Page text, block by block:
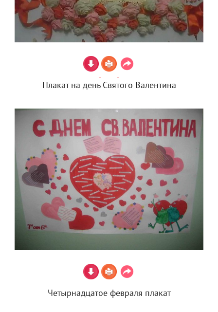
Плакат на день Святого Валентина
Четырнадцатое февраля плакат